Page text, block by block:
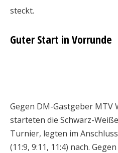
steckt.
Guter Start in Vorrunde
Gegen DM-Gastgeber MTV
starteten die Schwarz-
Turnier, legten im
(11:9, 9:11, 11:4) nach.